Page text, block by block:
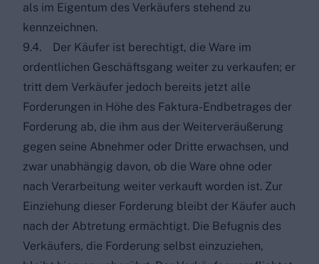
als im Eigentum des Verkäufers stehend zu
kennzeichnen.
9.4. Der Käufer ist berechtigt, die Ware im
ordentlichen Geschäftsgang weiter zu verkaufen; er
tritt dem Verkäufer jedoch bereits jetzt alle
Forderungen in Höhe des Faktura-Endbetrages der
Forderung ab, die ihm aus der Weiterveräußerung
gegen seine Abnehmer oder Dritte erwachsen, und
zwar unabhängig davon, ob die Ware ohne oder
nach Verarbeitung weiter verkauft worden ist. Zur
Einziehung dieser Forderung bleibt der Käufer auch
nach der Abtretung ermächtigt. Die Befugnis des
Verkäufers, die Forderung selbst einzuziehen,